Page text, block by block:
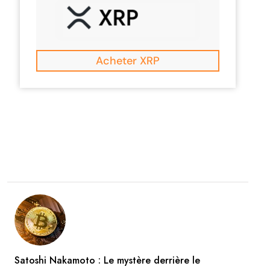
Acheter XRP
Satoshi Nakamoto : Le mystère derrière le